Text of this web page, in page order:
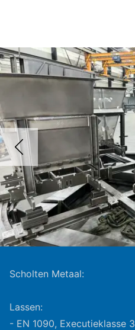
Scholten Metaal:
Lassen:
- EN 1090, Executieklasse 3